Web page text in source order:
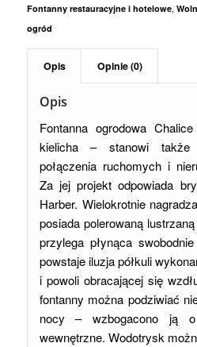
Fontanny restauracyjne i hotelowe,
ogród
Opis Opinie (0)
Opis
Fontanna ogrodowa
kielicha – stanowi także
połączenia ruchomych i
Za jej projekt odpowiada
Harber. Wielokrotnie
posiada polerowaną
przylega płynąca
powstaje iluzja półkuli
i powoli obracającej się
fontanny można podziwiać
nocy – wzbogacono ją
wewnętrzne. Wodotrysk